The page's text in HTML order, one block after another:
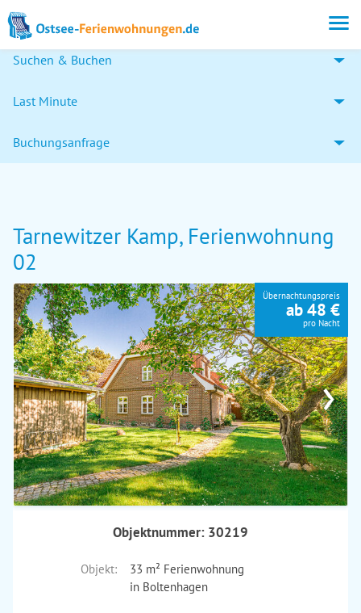
Suchen & Buchen
Last Minute
Buchungsanfrage
Tarnewitzer Kamp, Ferienwohnung
02
›
Übernachtungspreis
ab 48 €
pro Nacht
Objektnummer: 30219
Objekt:
33 m² Ferienwohnung
in Boltenhagen